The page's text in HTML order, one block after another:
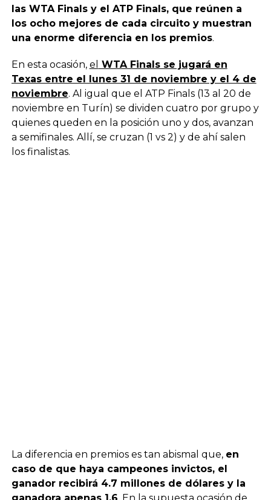
las WTA Finals y el ATP Finals, que reúnen a
los ocho mejores de cada circuito y muestran
una enorme diferencia en los premios.
En esta ocasión, el WTA Finals se jugará en
Texas entre el lunes 31 de noviembre y el 4 de
noviembre. Al igual que el ATP Finals (13 al 20 de
noviembre en Turín) se dividen cuatro por grupo y
quienes queden en la posición uno y dos, avanzan
a semifinales. Allí, se cruzan (1 vs 2) y de ahí salen
los finalistas.
La diferencia en premios es tan abismal que, en
caso de que haya campeones invictos, el
ganador recibirá 4.7 millones de dólares y la
ganadora apenas 1.6. En la supuesta ocasión de